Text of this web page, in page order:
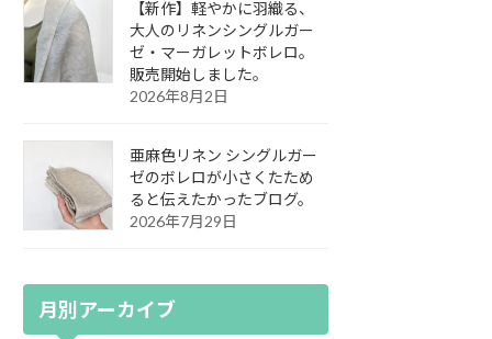
【新作】軽やかに羽織る、
大人のリネンシングルガー
ゼ・マーガレットボレロ。
販売開始しました。
2026年8月2日
亜麻色リネン シングルガー
ゼのボレロが小さくたため
ると伝えたかったブログ。
2026年7月29日
月別アーカイブ